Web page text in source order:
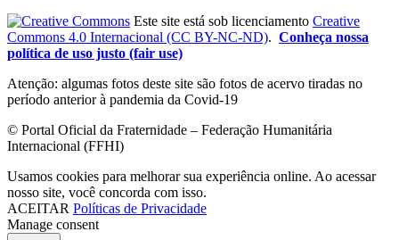
Este site está sob licenciamento Creative
Commons 4.0 Internacional (CC BY-NC-ND). Conheça nossa
política de uso justo (fair use)
Atenção: algumas fotos deste site são fotos de acervo tiradas no
período anterior à pandemia da Covid-19
© Portal Oficial da Fraternidade – Federação Humanitária
Internacional (FFHI)
Usamos cookies para melhorar sua experiência online. Ao acessar
nosso site, você concorda com isso.
ACEITAR Políticas de Privacidade
Manage consent